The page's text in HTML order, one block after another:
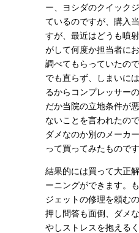
ー、ヨシダのクイック
ているのですが、購入
すが、最近はどうも噴
がして何度か担当者に
調べてもらっていたの
でも直らず、しまいに
るからコンプレッサー
だか当院の立地条件が
ないことを言われたの
ダメなのか別のメーカ
って買ってみたものです
結果的には買って大正
ーニングができます。
ジェットの修理を頼む
押し問答も面倒、ダメ
やしストレスを抱える